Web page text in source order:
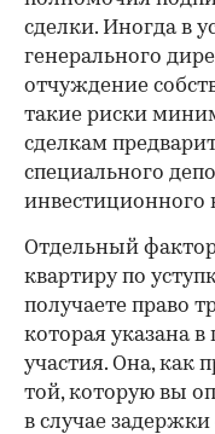
сделки. Иногда в
генерального
отчуждение
такие риски
сделкам
специального
инвестиционного
Отдельный
квартиру по
получаете право
которая указана в
участия. Она, как
той, которую вы
в случае